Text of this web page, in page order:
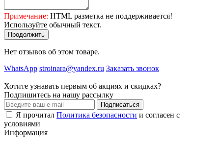
Примечание: HTML разметка не поддерживается!
Используйте обычный текст.
Продолжить
Нет отзывов об этом товаре.
WhatsApp stroinara@yandex.ru Заказать звонок
Хотите узнавать первым об акциях и скидках?
Подпишитесь на нашу рассылку
Подписаться
Я прочитал Политика безопасности и согласен с
условиями
Информация